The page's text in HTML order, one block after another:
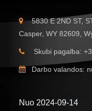
5830 E 2ND ST,
Casper, WY 82609,
Skubi pagalba:
Darbo valandos:
Nuo 2024-09-14